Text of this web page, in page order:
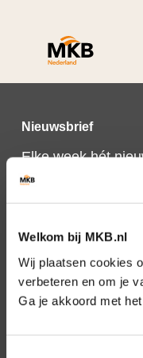
Welkom bij MKB.nl
Wij plaatsen cookies
verbeteren en om je
Ga je akkoord met
Nieuwsbrief
Elke week hét
Schrijf je nu in
nieuwsbrief.
Schrijf je in
Direct naar
Over ons